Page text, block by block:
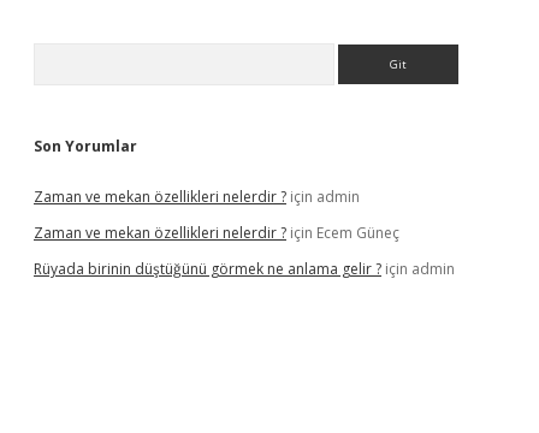
Son Yorumlar
Zaman ve mekan özellikleri nelerdir ? için admin
Zaman ve mekan özellikleri nelerdir ? için Ecem Güneç
Rüyada birinin düştüğünü görmek ne anlama gelir ? için admin